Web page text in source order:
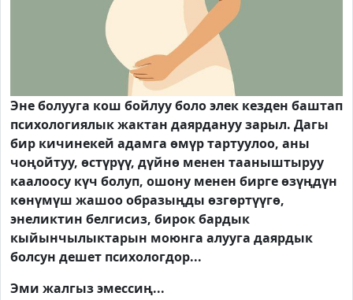
Эне болууга кош бойлуу боло элек кезден баштап
психологиялык жактан даярдануу зарыл. Дагы
бир кичинекей адамга өмүр тартуулоо, аны
чоңойтуу, өстүрүү, дүйнө менен тааныштыруу
каалоосу күч болуп, ошону менен бирге өзүңдүн
көнүмүш жашоо образыңды өзгөртүүгө,
энеликтин белгисиз, бирок бардык
кыйынчылыктарын моюнга алууга даярдык
болсун дешет психологдор...
Эми жалгыз эмессиң...